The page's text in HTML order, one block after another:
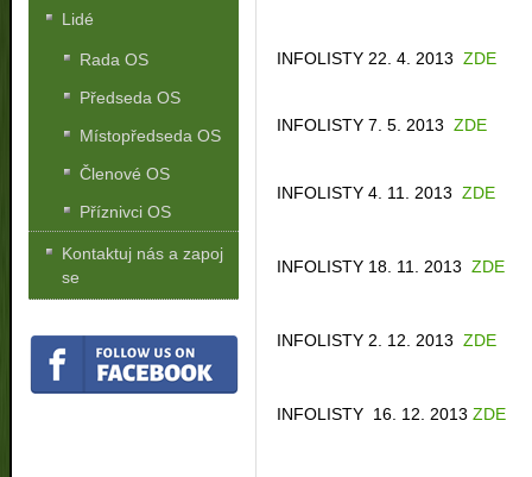
INFOLISTY 22. 4. 2013ZDE
INFOLISTY 7. 5. 2013ZDE
INFOLISTY 4. 11. 2013ZDE
INFOLISTY 18. 11. 2013ZDE
INFOLISTY 2. 12. 2013ZDE
INFOLISTY 16. 12. 2013ZDE
Lidé
Rada OS
Předseda OS
Místopředseda OS
Členové OS
Příznivci OS
Kontaktuj nás a zapoj
se